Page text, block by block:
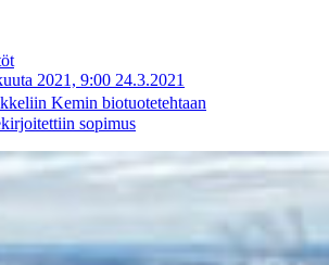
2021, 9:00 24.3.2021
Kemin biotuotetehtaan
sopimus